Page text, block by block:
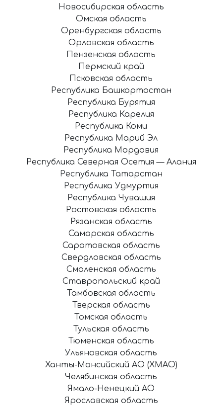
Новосибирская область
Омская область
Оренбургская область
Орловская область
Пензенская область
Пермский край
Псковская область
Республика Башкортостан
Республика Бурятия
Республика Карелия
Республика Коми
Республика Марий Эл
Республика Мордовия
Республика Северная Осетия — Алания
Республика Татарстан
Республика Удмуртия
Республика Чувашия
Ростовская область
Рязанская область
Самарская область
Саратовская область
Свердловская область
Смоленская область
Ставропольский край
Тамбовская область
Тверская область
Томская область
Тульская область
Тюменская область
Ульяновская область
Ханты-Мансийский АО (ХМАО)
Челябинская область
Ямало-Ненецкий АО
Ярославская область